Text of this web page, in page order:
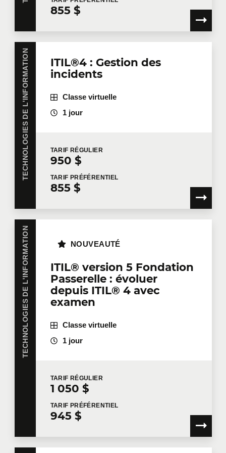
Courriel
Téléphone
Entreprise
Nombre de participants
Formation
Dites-nous en plus
Votre fonction
Localisation pour la formation
855 $
TECHNOLOGIES DE L'INFORMATION
ITIL®4 : Gestion des
incidents
Classe virtuelle
1 jour
TARIF RÉGULIER
950 $
TARIF PRÉFÉRENTIEL
855 $
TECHNOLOGIES DE L'INFORMATION
ITIL® version 5 Fondation
Passerelle : évoluer
depuis ITIL® 4 avec
examen
NOUVEAUTÉ
Classe virtuelle
1 jour
TARIF RÉGULIER
1 050 $
TARIF PRÉFÉRENTIEL
945 $